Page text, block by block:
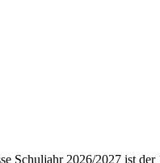
Schuljahr 2026/2027 ist